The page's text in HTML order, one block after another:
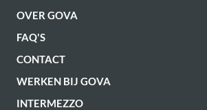
OVER GOVA
FAQ'S
CONTACT
WERKEN BIJ GOVA
INTERMEZZO